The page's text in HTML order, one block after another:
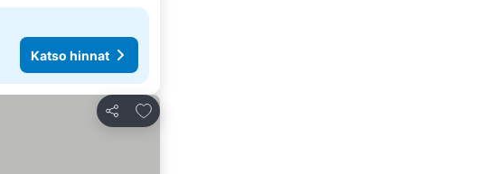
Katso hinnat
Jaa
Lisää suosikkeihin